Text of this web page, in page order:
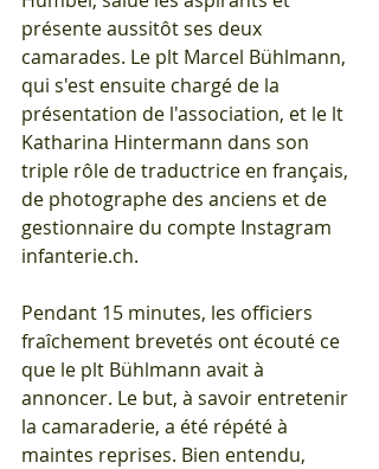
présente aussitôt ses deux
camarades. Le plt Marcel Bühlmann,
qui s'est ensuite chargé de la
présentation de l'association, et le lt
Katharina Hintermann dans son
triple rôle de traductrice en français,
de photographe des anciens et de
gestionnaire du compte Instagram
infanterie.ch.
Pendant 15 minutes, les officiers
fraîchement brevetés ont écouté ce
que le plt Bühlmann avait à
annoncer. Le but, à savoir entretenir
la camaraderie, a été répété à
maintes reprises. Bien entendu,